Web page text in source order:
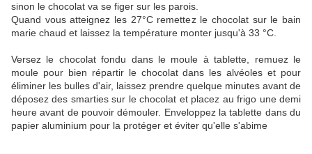
sinon le chocolat va se figer sur les parois.
Quand vous atteignez les 27°C remettez le chocolat sur le bain
marie chaud et laissez la température monter jusqu'à 33 °C.
Versez le chocolat fondu dans le moule à tablette, remuez le
moule pour bien répartir le chocolat dans les alvéoles et pour
éliminer les bulles d'air, laissez prendre quelque minutes avant de
déposez des smarties sur le chocolat et placez au frigo une demi
heure avant de pouvoir démouler. Enveloppez la tablette dans du
papier aluminium pour la protéger et éviter qu'elle s'abime